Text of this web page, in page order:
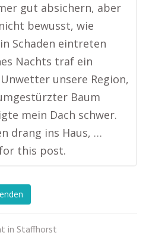
gut absichern, aber
bewusst, wie
Schaden eintreten
Nachts traf ein
unsere Region,
Baum
mein Dach schwer.
drang ins Haus, …
this post.
in Staffhorst